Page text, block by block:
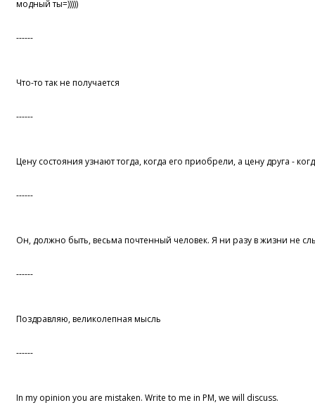
модный ты=)))))
------
Что-то так не получается
------
Цену состояния узнают тогда, когда его приобрели, а цену друга -
------
Он, должно быть, весьма почтенный человек. Я ни разу в жизни не
------
Поздравляю, великолепная мысль
------
In my opinion you are mistaken. Write to me in PM, we will discuss.